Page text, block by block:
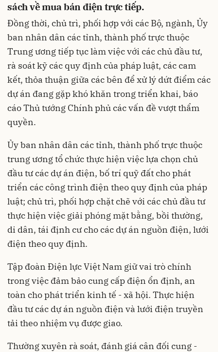
sách về mua bán điện trực tiếp.
Đồng thời, chủ trì, phối hợp với các Bộ, ngành, Ủy
ban nhân dân các tỉnh, thành phố trực thuộc
Trung ương tiếp tục làm việc với các chủ đầu tư,
rà soát kỹ các quy định của pháp luật, các cam
kết, thỏa thuận giữa các bên để xử lý dứt điểm các
dự án đang gặp khó khăn trong triển khai, báo
cáo Thủ tướng Chính phủ các vấn đề vượt thẩm
quyền.
Ủy ban nhân dân các tỉnh, thành phố trực thuộc
trung ương tổ chức thực hiện việc lựa chọn chủ
đầu tư các dự án điện, bố trí quỹ đất cho phát
triển các công trình điện theo quy định của pháp
luật; chủ trì, phối hợp chặt chẽ với các chủ đầu tư
thực hiện việc giải phóng mặt bằng, bồi thường,
di dân, tái định cư cho các dự án nguồn điện, lưới
điện theo quy định.
Tập đoàn Điện lực Việt Nam giữ vai trò chính
trong việc đảm bảo cung cấp điện ổn định, an
toàn cho phát triển kinh tế - xã hội. Thực hiện
đầu tư các dự án nguồn điện và lưới điện truyền
tải theo nhiệm vụ được giao.
Thường xuyên rà soát, đánh giá cân đối cung -